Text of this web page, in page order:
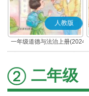
人教版
一年级道德与法治上册(2024
秋版)(部编版)
二年级